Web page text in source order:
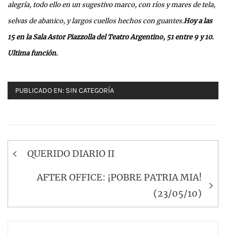
alegría, todo ello en un sugestivo marco, con ríos y mares de tela,
selvas de abanico, y largos cuellos hechos con guantes.Hoy a las
15 en la Sala Astor Piazzolla del Teatro Argentino, 51 entre 9 y 10.
Ultima función.
PUBLICADO EN: SIN CATEGORÍA
Navegación
entradas
QUERIDO DIARIO II
AFTER OFFICE: ¡POBRE PATRIA MIA!
(23/05/10)